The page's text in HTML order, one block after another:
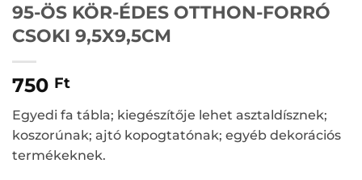
95-ÖS KÖR-ÉDES OTTHON-FORRÓ
CSOKI 9,5X9,5CM
750 Ft
Egyedi fa tábla; kiegészítője lehet asztaldísznek;
koszorúnak; ajtó kopogtatónak; egyéb dekorációs
termékeknek.